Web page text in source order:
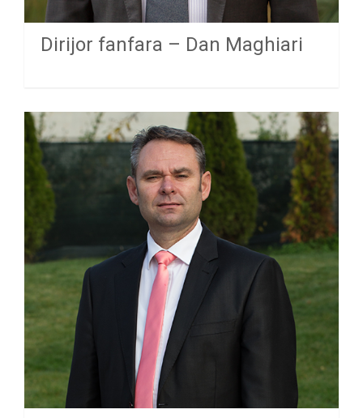
Dirijor fanfara – Dan Maghiari